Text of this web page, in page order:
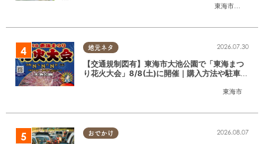
東海市
,大府市
地元ネタ
東海市
2026.07.30
【交通規制図有】東海市大池公園で「東海まつ
り花火大会」8/8(土)に開催｜購入方法や駐車場
おでかけ 2026.08.07